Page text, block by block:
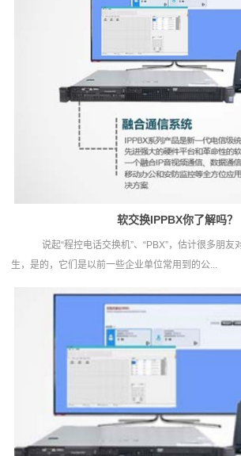
软交换IPPBX你了解吗？
说起“程控电话交换机”、“PBX”，估计很多朋友
生，是的，它们是以前一些企业单位常用到的公...